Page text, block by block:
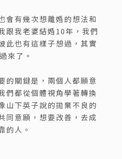
會有幾次想離婚的想法和
跟我老婆結婚10年，我們
此也有這樣子想過，其實
來了。
的關鍵是，兩個人都願意
們都從個體視角學著轉換
山下英子說的拋棄不良的
同意願，想要改善，去成
的人。